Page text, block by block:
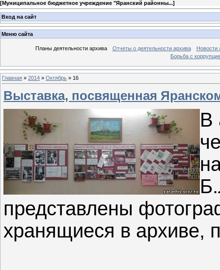
[Муниципальное бюджетное учреждение "Яранский районны...]
Вход на сайт
Меню сайта
Планы деятельности архива Отчеты о деятельности архива
Новости
Борьба с
Главная » 2014 » Октябрь » 16
Выставка, посвященная
В
представлены
хранящиеся в архиве,